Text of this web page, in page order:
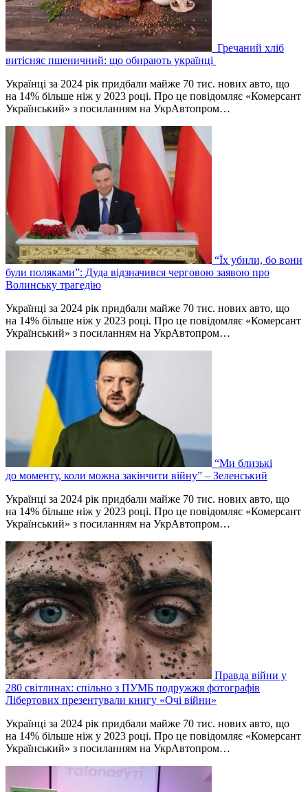
Гречаний хліб
витісняє пшеничний: що обирають українці
Українці за 2024 рік придбали майже 70 тис. нових авто, що
на 14% більше ніж у 2023 році. Про це повідомляє «Комерсант
Український» з посиланням на УкрАвтопром…
“Їх убили, бо вони
були поляками”: Дуда відзначився черговою заявою про
Волинську трагедію
Українці за 2024 рік придбали майже 70 тис. нових авто, що
на 14% більше ніж у 2023 році. Про це повідомляє «Комерсант
Український» з посиланням на УкрАвтопром…
“Ми близькі
до моменту, коли можна закінчити війну” – Зеленський
Українці за 2024 рік придбали майже 70 тис. нових авто, що
на 14% більше ніж у 2023 році. Про це повідомляє «Комерсант
Український» з посиланням на УкрАвтопром…
Правда війни у
280 світлинах: спільно з ПУМБ подружжя фотографів
Лібертових презентували книгу «Очі війни»
Українці за 2024 рік придбали майже 70 тис. нових авто, що
на 14% більше ніж у 2023 році. Про це повідомляє «Комерсант
Український» з посиланням на УкрАвтопром…